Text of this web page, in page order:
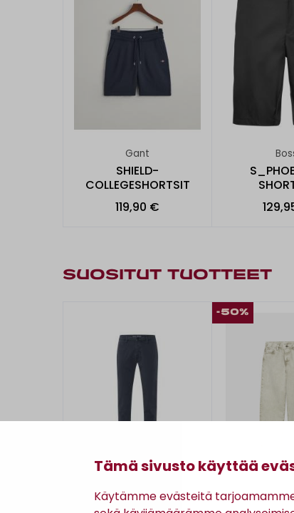
Tämä sivusto käyttää
Käytämme evästeitä
Gant
SHIELD-
COLLEGESHORTSIT
119,90 €
SUOSITUT TUOTTEET
Mac
-50%